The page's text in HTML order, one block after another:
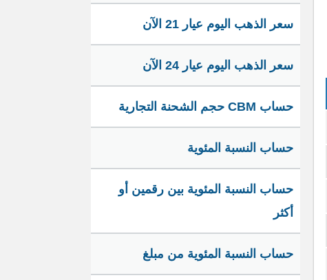
سعر الذهب اليوم عيار 21 الآن
سعر الذهب اليوم عيار 24 الآن
حساب CBM حجم الشحنة التجارية
حساب النسبة المئوية
حساب النسبة المئوية بين رقمين أو
أكثر
حساب النسبة المئوية من مبلغ